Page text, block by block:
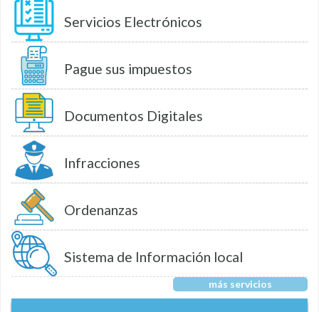
Servicios Electrónicos
Pague sus impuestos
Documentos Digitales
Infracciones
Ordenanzas
Sistema de Información local
más servicios